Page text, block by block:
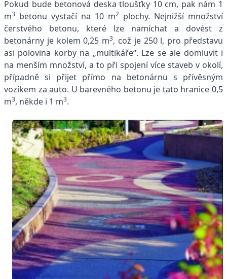
Pokud bude betonová deska tloušťky 10 cm, pak nám 1
m3 betonu vystačí na 10 m2 plochy. Nejnižší množství
čerstvého betonu, které lze namíchat a dovést z
betonárny je kolem 0,25 m3, což je 250 l, pro představu
asi polovina korby na „multikáře“. Lze se ale domluvit i
na menším množství, a to při spojení více staveb v okolí,
případně si přijet přímo na betonárnu s přívěsným
vozíkem za auto. U barevného betonu je tato hranice 0,5
m3, někde i 1 m3.